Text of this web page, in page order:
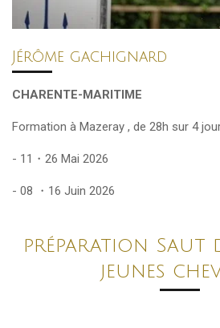
Jérôme gachignard
CHARENTE-MARITIME
Formation à Mazeray , de 28h sur 4
- 11・26 Mai 2026
- 08 ・16 Juin 2026
préparation Saut
jeunes